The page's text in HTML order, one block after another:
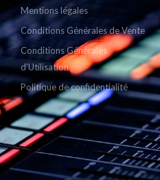
Mentions légales
Conditions Générales de Vente
Conditions Générales
d'Utilisation
Politique de confidentialité